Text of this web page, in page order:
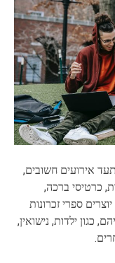
אירועים חשובים,
כרטיסי ברכה,
ספרי זכרונות
כגון ילדות, נישואין,